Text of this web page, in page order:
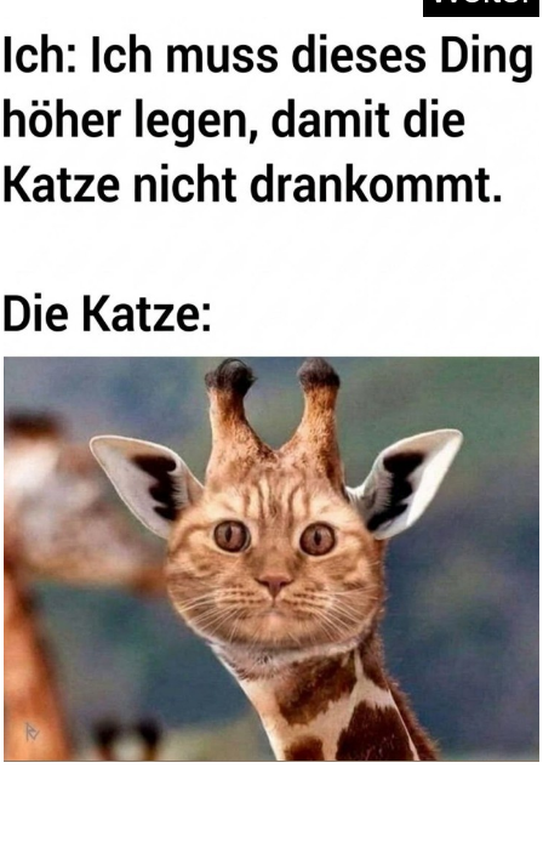
Mein Lehrerplaner A4+ - Ringbi...
Anzeige
Best of Fantasy (Special Editi...
Anzeige